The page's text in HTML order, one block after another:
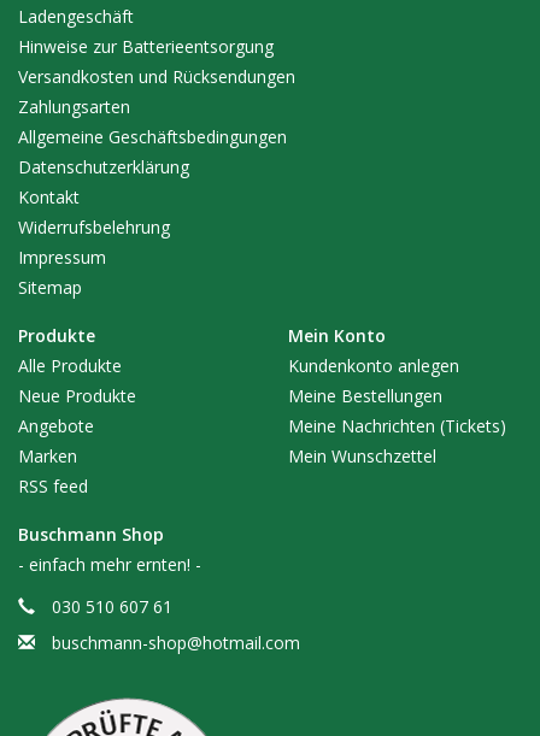
Ladengeschäft
Hinweise zur Batterieentsorgung
Versandkosten und Rücksendungen
Zahlungsarten
Allgemeine Geschäftsbedingungen
Datenschutzerklärung
Kontakt
Widerrufsbelehrung
Impressum
Sitemap
Produkte
Alle Produkte
Neue Produkte
Angebote
Marken
RSS feed
Mein Konto
Kundenkonto anlegen
Meine Bestellungen
Meine Nachrichten (Tickets)
Mein Wunschzettel
Buschmann Shop
- einfach mehr ernten! -
030 510 607 61
buschmann-shop@hotmail.com